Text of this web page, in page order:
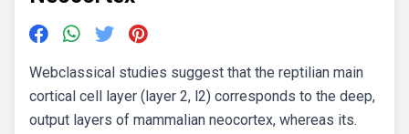
Webclassical studies suggest that the reptilian main
cortical cell layer (layer 2, l2) corresponds to the deep,
output layers of mammalian neocortex, whereas its.